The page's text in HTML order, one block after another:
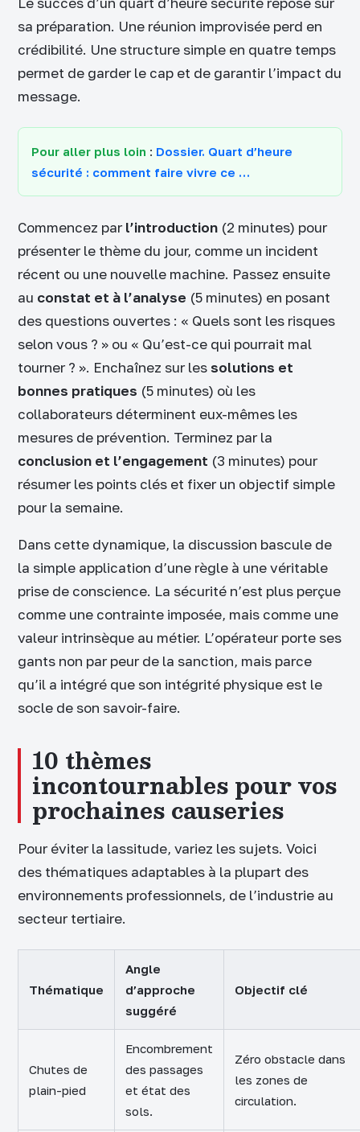
sa préparation. Une réunion improvisée perd en
crédibilité. Une structure simple en quatre temps
permet de garder le cap et de garantir l’impact du
message.
Pour aller plus loin : Dossier. Quart d’heure
sécurité : comment faire vivre ce …
Commencez par l’introduction (2 minutes) pour
présenter le thème du jour, comme un incident
récent ou une nouvelle machine. Passez ensuite
au constat et à l’analyse (5 minutes) en posant
des questions ouvertes : « Quels sont les risques
selon vous ? » ou « Qu’est-ce qui pourrait mal
tourner ? ». Enchaînez sur lessolutions et
bonnes pratiques (5 minutes) où les
collaborateurs déterminent eux-mêmes les
mesures de prévention. Terminez par la
conclusion et l’engagement (3 minutes) pour
résumer les points clés et fixer un objectif simple
pour la semaine.
Dans cette dynamique, la discussion bascule de
la simple application d’une règle à une véritable
prise de conscience. La sécurité n’est plus perçue
comme une contrainte imposée, mais comme une
valeur intrinsèque au métier. L’opérateur porte ses
gants non par peur de la sanction, mais parce
qu’il a intégré que son intégrité physique est le
socle de son savoir-faire.
10 thèmes
incontournables pour vos
prochaines causeries
Pour éviter la lassitude, variez les sujets. Voici
des thématiques adaptables à la plupart des
environnements professionnels, de l’industrie au
secteur tertiaire.
Thématique
Angle
d’approche
suggéré
Objectif clé
Chutes de
plain-pied
Encombrement
des passages
et état des
sols.
Zéro obstacle dans
les zones de
circulation.